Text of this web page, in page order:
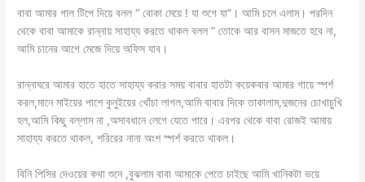
বাবা আমার গাল টিপে দিয়ে বলল “ বোকা মেয়ে ! যা শুগে যা”। আমি চলে এলাম। পরদিন
থেকে বাবা আমাকে রান্নায় সাহায্য করতে থাকল বলল “ তোকে আর বাসন মাজতে হবে না,
আমি চানের আগে মেজে দিয়ে অফিস যাব।
রান্নাঘরে আমার হাতে হাতে সাহায্য করার সময় বাবার হাতটা কয়েকবার আমার গায়ে স্পর্শ
করল,মানে মাইয়ের পাশে কুনুইয়ের খোঁচা লাগল,আমি বাবার দিকে তাকালাম,দুজনের চোখাচুখি
হল,আমি কিছু বল্লাম না ,অসাবধানে লেগে যেতে পারে। এরপর থেকে বাবা রোজই আমায়
সাহায্য করতে থাকল, শরিরের নানা অংশ স্পর্শ করতে থাকল।
বিনি পিসির দেওয়ের কথা শুনে ,বুঝলাম বাবা আমাকে পেতে চাইছে আমি খানিকটা ভয়ে